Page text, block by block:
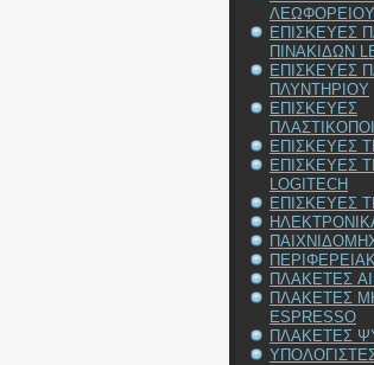
ΛΕΩΦΟΡΕΙΟΥ
ΕΠΙΣΚΕΥΕΣ
ΠΙΝΑΚΙΔΩΝ
ΕΠΙΣΚΕΥΕΣ
ΠΛΥΝΤΗΡΙΟΥ
ΕΠΙΣΚΕΥΕΣ
ΕΠΙΣΚΕΥΕΣ
ΕΠΙΣΚΕΥΕΣ
LOGITECH
ΕΠΙΣΚΕΥΕΣ
ΠΛΑΚΕΤΕΣ
ΠΛΑΚΕΤΕΣ
ESPRESSO
ΠΛΑΚΕΤΕΣ